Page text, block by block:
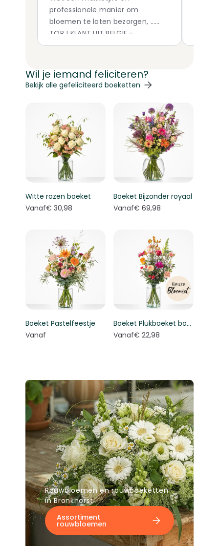
professionele manier om
bloemen te laten bezorgen, ...
TOP ! KLANT UIT BELGIE -
ANTWERPEN
Wil je iemand feliciteren?
Navigeren door de elementen van de carrousel is
Druk om carrousel over te slaan
Bekijk alle gefeliciteerd boeketten
Witte rozen boeket
Vanaf€ 30,98
Boeket Bijzonder royaal
Vanaf€ 69,98
Boeket Pastelfeestje
Vanaf
Boeket Plukboeket bont - Keuze bloemist
Vanaf€ 22,98
Rouwbloemen en rouwboeketten
in Bronkhorst
Assortiment
rouwbloemen